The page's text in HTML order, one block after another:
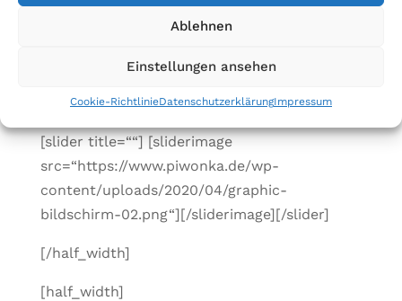
Ablehnen
Einstellungen ansehen
Cookie-RichtlinieDatenschutzerklärungImpressum
Wofür brauche ich das Consent-
[half_width]
[slider title=““] [sliderimage
src=“https://www.piwonka.de/wp-
content/uploads/2020/04/graphic-
bildschirm-02.png“][/sliderimage][/slider]
[/half_width]
[half_width]